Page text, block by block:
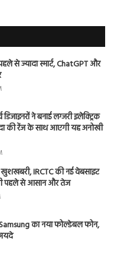
से ज्यादा स्मार्ट, ChatGPT और
ने बनाई लग्जरी इलेक्ट्रिक
की रेंज के साथ आएगी यह अनोखी
खुशखबरी, IRCTC की नई वेबसाइट
पहले से आसान और तेज
का नया फोल्डेबल फोन,